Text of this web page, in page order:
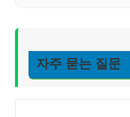
자주 묻는 질문